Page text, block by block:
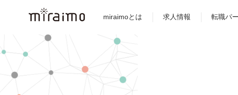
miraimoとは 求人情報 転職パ